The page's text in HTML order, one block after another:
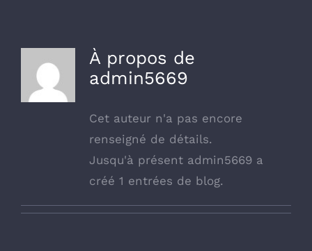
À propos de
admin5669
Cet auteur n'a pas encore
renseigné de détails.
Jusqu'à présent admin5669 a
créé 1 entrées de blog.